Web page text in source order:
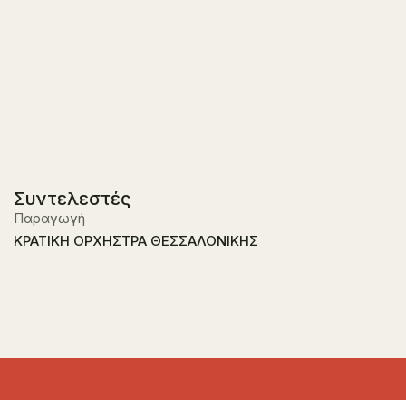
Συντελεστές
Παραγωγή
ΚΡΑΤΙΚΗ ΟΡΧΗΣΤΡΑ ΘΕΣΣΑΛΟΝΙΚΗΣ